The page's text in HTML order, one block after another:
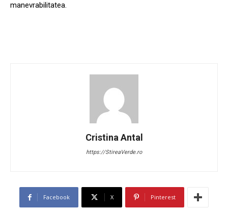
manevrabilitatea.
Cristina Antal
https://StireaVerde.ro
Facebook X Pinterest